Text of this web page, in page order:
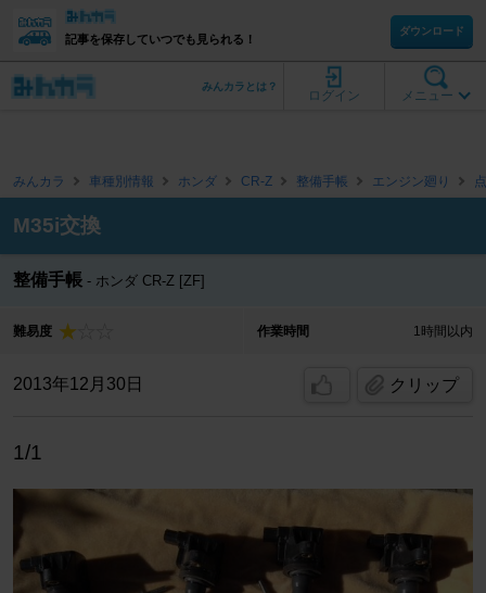
記事を保存していつでも見られる！
ダウンロード
メニュー
ログイン
みんカラとは？
みんカラ 車種別情報 ホンダ CR-Z 整備手帳 エンジン廻り
M35i交換
整備手帳 ホンダ CR-Z [ZF]
難易度 作業時間 1時間以内
2013年12月30日 クリップ
1/1